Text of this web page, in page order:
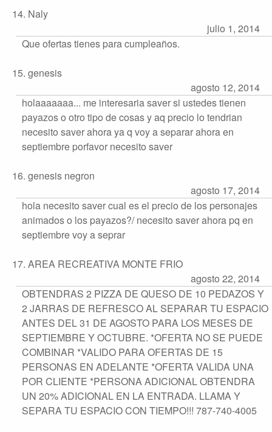
14. Naly
julio 1, 2014
Que ofertas tienes para cumpleaños.
15. genesis
agosto 12, 2014
holaaaaaaa... me interesaria saver si ustedes tienen
payazos o otro tipo de cosas y aq precio lo tendrian
necesito saver ahora ya q voy a separar ahora en
septiembre porfavor necesito saver
16. genesis negron
agosto 17, 2014
hola necesito saver cual es el precio de los personajes
animados o los payazos?/ necesito saver ahora pq en
septiembre voy a seprar
17. AREA RECREATIVA MONTE FRIO
agosto 22, 2014
OBTENDRAS 2 PIZZA DE QUESO DE 10 PEDAZOS Y
2 JARRAS DE REFRESCO AL SEPARAR TU ESPACIO
ANTES DEL 31 DE AGOSTO PARA LOS MESES DE
SEPTIEMBRE Y OCTUBRE. *OFERTA NO SE PUEDE
COMBINAR *VALIDO PARA OFERTAS DE 15
PERSONAS EN ADELANTE *OFERTA VALIDA UNA
POR CLIENTE *PERSONA ADICIONAL OBTENDRA
UN 20% ADICIONAL EN LA ENTRADA. LLAMA Y
SEPARA TU ESPACIO CON TIEMPO!!! 787-740-4005